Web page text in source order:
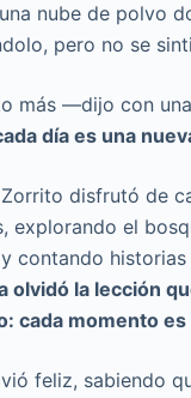
nube de polvo
pero no se
más —dijo con
día es una
disfrutó de
explorando el
contando historias
olvidó la lección
cada momento es
feliz, sabiendo